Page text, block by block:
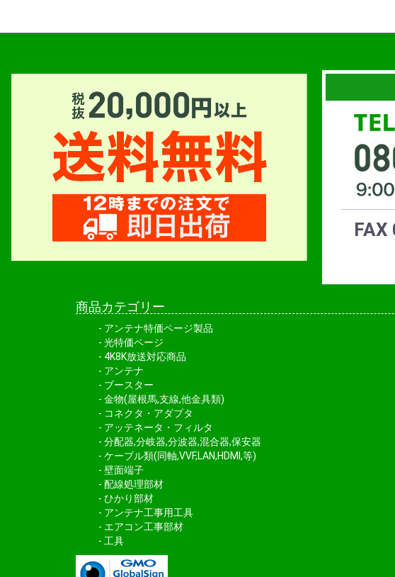
商品カテゴリー
アンテナ特価ページ製品
光特価ページ
4K8K放送対応商品
アンテナ
ブースター
金物(屋根馬,支線,他金具類)
コネクタ・アダプタ
アッテネータ・フィルタ
分配器,分岐器,分波器,混合器,保安器
ケーブル類(同軸,VVF,LAN,HDMI,等)
壁面端子
配線処理部材
ひかり部材
アンテナ工事用工具
エアコン工事部材
工具